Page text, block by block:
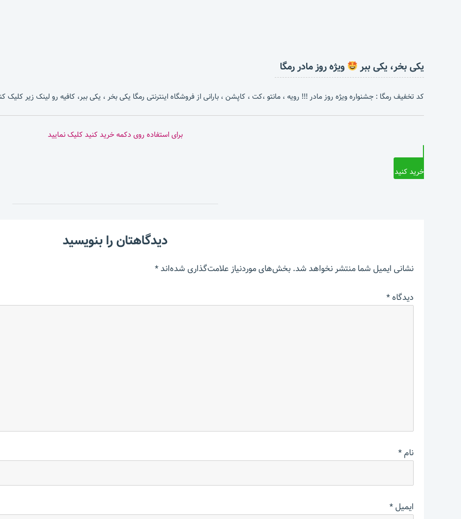
یکی بخر، یکی ببر ویژه روز مادر رمگا
کد تخفیف رمگا : جشنواره ویژه روز مادر !!! رویه ، مانتو ،کت ، کاپشن ، بارانی از فروشگاه اینترنتی رمگا یکی بخر ، یکی ببر، کافیه رو لینک زیر کلیک
برای استفاده روی دکمه خرید کنید کلیک نمایید
خرید کنید
دیدگاهتان را بنویسید
نشانی ایمیل شما منتشر نخواهد شد.بخش‌های موردنیاز علامت‌گذاری شده‌اند*
دیدگاه*
نام*
ایمیل*